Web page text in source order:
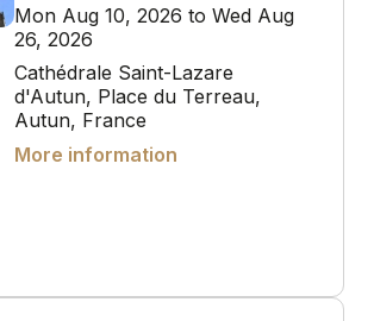
Mon Aug 10, 2026 to Wed Aug
26, 2026
Cathédrale Saint-Lazare
d'Autun, Place du Terreau,
Autun, France
More information